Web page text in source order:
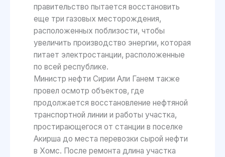
правительство пытается восстановить
еще три газовых месторождения,
расположенных поблизости, чтобы
увеличить производство энергии, которая
питает электростанции, расположенные
по всей республике.
Министр нефти Сирии Али Ганем также
провел осмотр объектов, где
продолжается восстановление нефтяной
транспортной линии и работы участка,
простирающегося от станции в поселке
Акирша до места перевозки сырой нефти
в Хомс. После ремонта длина участка